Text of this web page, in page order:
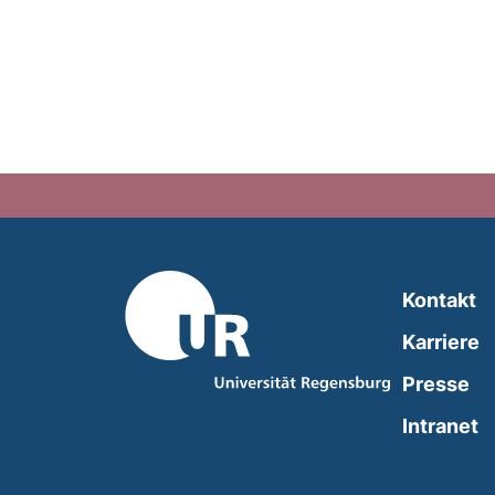
Kontakt
Karriere
Presse
Intranet